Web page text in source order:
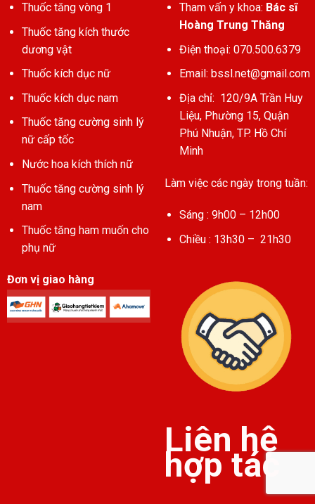
Thuốc tăng vòng 1
Thuốc tăng kích thước
dương vật
Thuốc kích dục nữ
Thuốc kích dục nam
Thuốc tăng cường sinh lý
nữ cấp tốc
Nước hoa kích thích nữ
Thuốc tăng cường sinh lý
nam
Thuốc tăng ham muốn cho
phụ nữ
Đơn vị giao hàng
Tham vấn y khoa: Bác sĩ
Hoàng Trung Thăng
Điện thoại: 070.500.6379
Email: bssl.net@gmail.com
Địa chỉ: 120/9A Trần Huy
Liệu, Phường 15, Quận
Phú Nhuận, TP. Hồ Chí
Minh
Làm việc các ngày trong tuần:
Sáng : 9h00 – 12h00
Chiều : 13h30 – 21h30
Liên hệ
hợp tác